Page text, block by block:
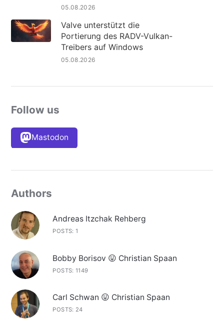
05.08.2026
Valve unterstützt die
Portierung des RADV-Vulkan-
Treibers auf Windows
05.08.2026
Follow us
Mastodon
Authors
Andreas Itzchak Rehberg
POSTS: 1
Bobby Borisov 😛 Christian Spaan
POSTS: 1149
Carl Schwan 😛 Christian Spaan
POSTS: 24